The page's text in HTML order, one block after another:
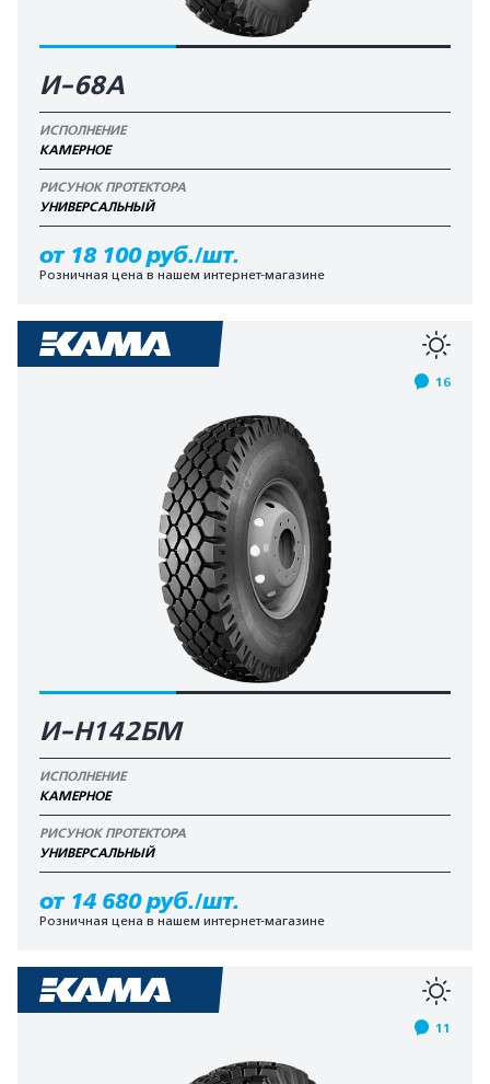
И-68А
ИСПОЛНЕНИЕ
КАМЕРНОЕ
РИСУНОК ПРОТЕКТОРА
УНИВЕРСАЛЬНЫЙ
от 18 100 руб./шт.
Розничная цена в нашем интернет-магазине
16
И-Н142БМ
ИСПОЛНЕНИЕ
КАМЕРНОЕ
РИСУНОК ПРОТЕКТОРА
УНИВЕРСАЛЬНЫЙ
от 14 680 руб./шт.
Розничная цена в нашем интернет-магазине
11